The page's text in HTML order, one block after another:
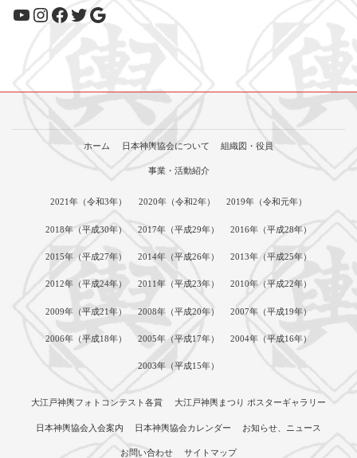
の
ー
ジ
YouTube
Instagram
Facebook
Twitter
Google
ホーム 日本神輿協会について 組織図・役員
事業・活動紹介
2021年（令和3年） 2020年（令和2年） 2019年（令和元年）
2018年（平成30年） 2017年（平成29年） 2016年（平成28年）
2015年（平成27年） 2014年（平成26年） 2013年（平成25年）
2012年（平成24年） 2011年（平成23年） 2010年（平成22年）
2009年（平成21年） 2008年（平成20年） 2007年（平成19年）
2006年（平成18年） 2005年（平成17年） 2004年（平成16年）
2003年（平成15年）
大江戸神輿フォトコンテスト各賞 大江戸神輿まつり ポスターギャラリー
日本神輿協会入会案内 日本神輿協会カレンダー お知らせ、ニュース
お問い合わせ サイトマップ